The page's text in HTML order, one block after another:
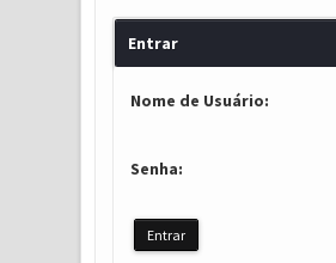
Entrar
Nome de Usuário:
Senha: